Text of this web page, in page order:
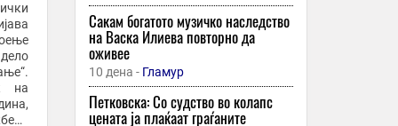
на
Квотите на денот прават топ тикет
28 минути -Спорт Манија
ПО 10 ГОДИНИ КОНЕЧНО СВАДБА:
Роналдо и Џорџина подготвуваат
свадба од соништата - oва се
деталите што ги откриваат
28 минути -Прв
Сакам богатото музичко наследство
на Васка Илиева повторно да
оживее
10 дена - Гламур
Петковска: Со судство во колапс
цената ја плаќаат граѓаните